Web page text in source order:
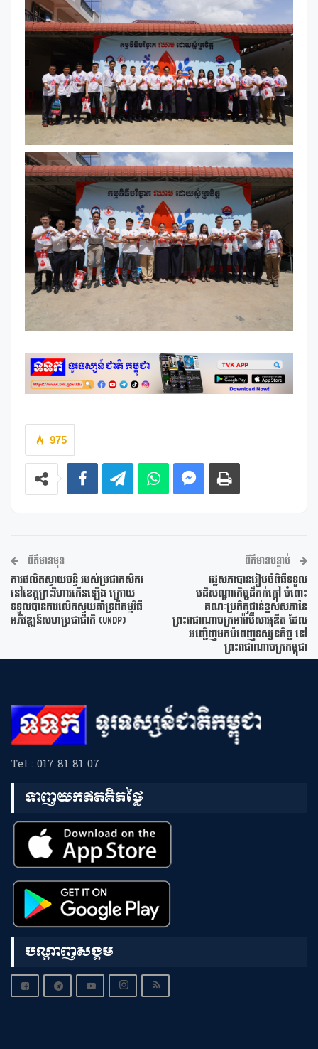
975
ព័ត៌មានមុន
ការផលិតស្វាយចន្ទី របស់ប្រជាកសិករ
នៅខេត្តព្រះវិហារកើនឡើង ក្រោយ
ទទួលបានការលើកស្ទួយគាំទ្រពីកម្មវិធី
អភិវឌ្ឍន៍សហប្រជាជាតិ (UNDP)
ព័ត៌មានបន្ទាប់
រដ្ឋសភាបានរៀបចំពិធីទទួល
បដិសណ្ឋារកិច្ចដ៏កក់ក្ដៅ ចំពោះ
គណៈប្រតិភូជាន់ខ្ពស់សភានៃ
ព្រះរាជាណាចក្រអារ៉ាប៊ីសាអូឌីត ដែល
អញ្ជើញមកបំពេញទស្សនកិច្ច នៅ
ព្រះរាជាណាចក្រកម្ពុជា
Tel : 017 81 81 07
ទាញយកឥតគិតថ្លៃ
បណ្តាញសង្គម